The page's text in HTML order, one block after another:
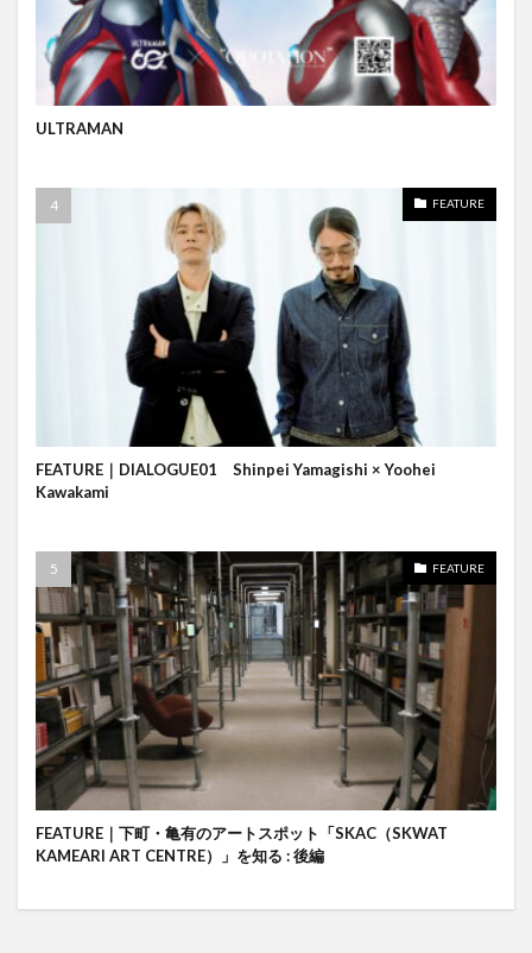
ULTRAMAN
FEATURE
FEATURE｜DIALOGUE01 Shinpei Yamagishi × Yoohei
Kawakami
FEATURE
FEATURE｜下町・亀有のアートスポット「SKAC（SKWAT
KAMEARI ART CENTRE）」を知る : 後編